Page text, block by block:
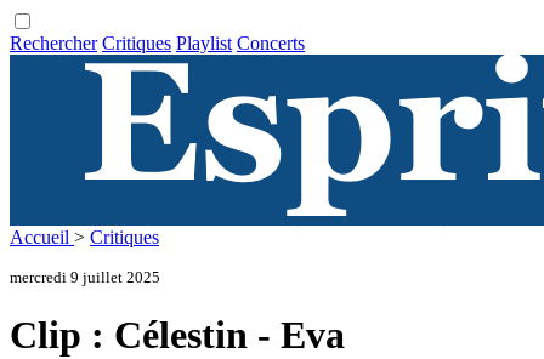
Rechercher Critiques Playlist Concerts
Accueil > Critiques
mercredi 9 juillet 2025
Clip : Célestin - Eva